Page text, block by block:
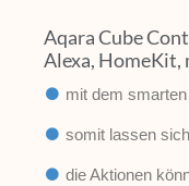
Aqara Cube
Alexa, HomeKit,
mit dem
somit lassen
die Aktionen